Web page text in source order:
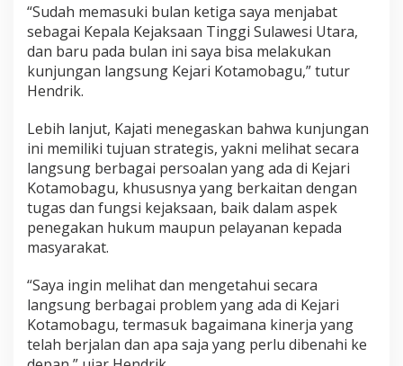
“Sudah memasuki bulan ketiga saya menjabat
sebagai Kepala Kejaksaan Tinggi Sulawesi Utara,
dan baru pada bulan ini saya bisa melakukan
kunjungan langsung Kejari Kotamobagu,” tutur
Hendrik.
Lebih lanjut, Kajati menegaskan bahwa kunjungan
ini memiliki tujuan strategis, yakni melihat secara
langsung berbagai persoalan yang ada di Kejari
Kotamobagu, khususnya yang berkaitan dengan
tugas dan fungsi kejaksaan, baik dalam aspek
penegakan hukum maupun pelayanan kepada
masyarakat.
“Saya ingin melihat dan mengetahui secara
langsung berbagai problem yang ada di Kejari
Kotamobagu, termasuk bagaimana kinerja yang
telah berjalan dan apa saja yang perlu dibenahi ke